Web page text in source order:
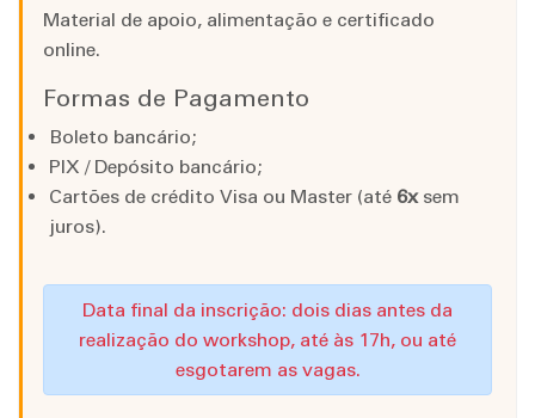
Material de apoio, alimentação e certificado
online.
Formas de Pagamento
Boleto bancário;
PIX / Depósito bancário;
Cartões de crédito Visa ou Master (até 6xsem
juros).
Data final da inscrição: dois dias antes da
realização do workshop, até às 17h, ou até
esgotarem as vagas.